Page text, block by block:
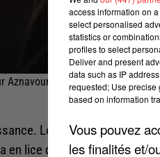
Aznavour"
Lors de la 50ème
en lice dans quatre
access information on
select personalised
statistics or
profiles to select
Deliver and present
data such as IP
requested; Use precise
based on information
Vous pouvez
les finalités et/